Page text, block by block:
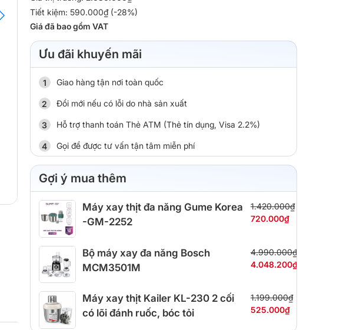
Tiết kiệm: 590.000₫ (-28%)
Giá đã bao gồm VAT
Ưu đãi khuyến mãi
Giao hàng tận nơi toàn quốc
Đổi mới nếu có lỗi do nhà sản xuất
Hỗ trợ thanh toán Thẻ ATM (Thẻ tín dụng, Visa 2.2%)
Gọi để được tư vấn tận tâm miễn phí
Gợi ý mua thêm
Máy xay thịt đa năng Gume Korea
-GM-2252
1.420.000₫
720.000₫
Bộ máy xay đa năng Bosch
MCM3501M
4.990.000₫
4.048.200₫
Máy xay thịt Kailer KL-230 2 cối
có lõi đánh ruốc, bóc tỏi
1.199.000₫
525.000₫